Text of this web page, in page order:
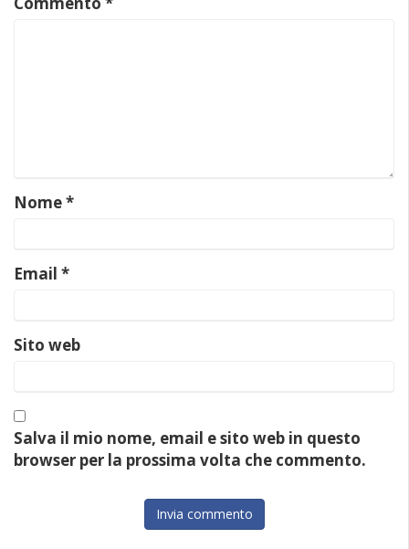
Nome*
Email *
Sito web
Salva il mio nome, email e sito web in questo
browser per la prossima volta che commento.